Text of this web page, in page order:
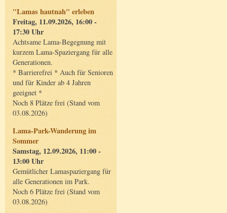
"Lamas hautnah" erleben
Freitag, 11.09.2026, 16:00 -
17:30 Uhr
Achtsame Lama-Begegnung mit
kurzem Lama-Spaziergang für alle
Generationen.
* Barrierefrei * Auch für Senioren
und für Kinder ab 4 Jahren
geeignet *
Noch 8 Plätze frei (Stand vom
03.08.2026)
Lama-Park-Wanderung im
Sommer
Samstag, 12.09.2026, 11:00 -
13:00 Uhr
Gemütlicher Lamaspaziergang für
alle Generationen im Park.
Noch 6 Plätze frei (Stand vom
03.08.2026)